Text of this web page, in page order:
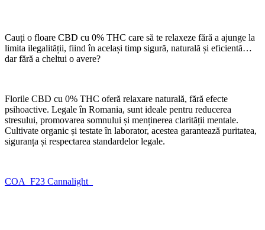
Cauți o floare CBD cu 0% THC care să te relaxeze fără a ajunge la
limita ilegalității, fiind în același timp sigură, naturală și eficientă…
dar fără a cheltui o avere?
Florile CBD cu 0% THC oferă relaxare naturală, fără efecte
psihoactive. Legale în Romania, sunt ideale pentru reducerea
stresului, promovarea somnului și menținerea clarității mentale.
Cultivate organic și testate în laborator, acestea garantează puritatea,
siguranța și respectarea standardelor legale.
COA_F23 Cannalight_